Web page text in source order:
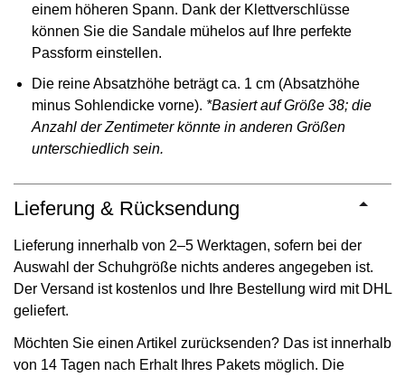
einem höheren Spann. Dank der Klettverschlüsse
können Sie die Sandale mühelos auf Ihre perfekte
Passform einstellen.
Die reine Absatzhöhe beträgt ca. 1 cm (Absatzhöhe
minus Sohlendicke vorne). *Basiert auf Größe 38; die
Anzahl der Zentimeter könnte in anderen Größen
unterschiedlich sein.
Lieferung & Rücksendung
Lieferung innerhalb von 2–5 Werktagen, sofern bei der
Auswahl der Schuhgröße nichts anderes angegeben ist.
Der Versand ist kostenlos und Ihre Bestellung wird mit DHL
geliefert.
Möchten Sie einen Artikel zurücksenden? Das ist innerhalb
von 14 Tagen nach Erhalt Ihres Pakets möglich. Die